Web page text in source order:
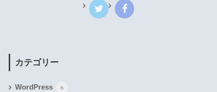
カテゴリー
WordPress 6